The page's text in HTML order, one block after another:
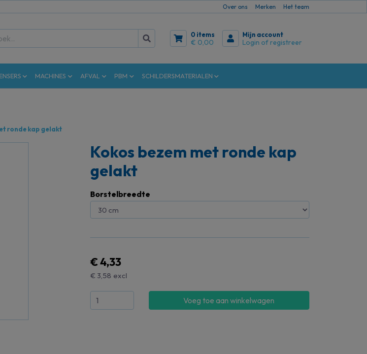
Over ons Merken Het team
0 items
€ 0,00
Mijn account
Login of registreer
MACHINES AFVAL PBM SCHILDERSMATERIALEN
ronde kap gelakt
Kokos bezem met ronde kap
gelakt
Borstelbreedte
€ 4,33
€ 3,58 excl
Voeg toe aan winkelwagen